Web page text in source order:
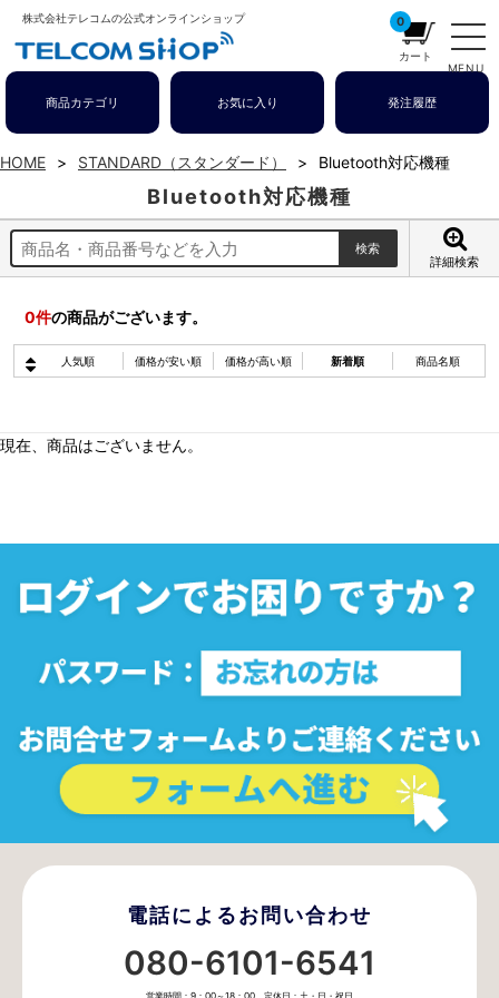
株式会社テレコムの公式オンラインショップ
MENU
0
カート
商品カテゴリ お気に入り 発注履歴
HOME STANDARD（スタンダード） Bluetooth対応機種
Bluetooth対応機種
詳細検索
0件の商品がございます。
人気順 価格が安い順 価格が高い順 新着順 商品名順
現在、商品はございません。
電話によるお問い合わせ
080-6101-6541
営業時間：9：00～18：00 定休日：土・日・祝日